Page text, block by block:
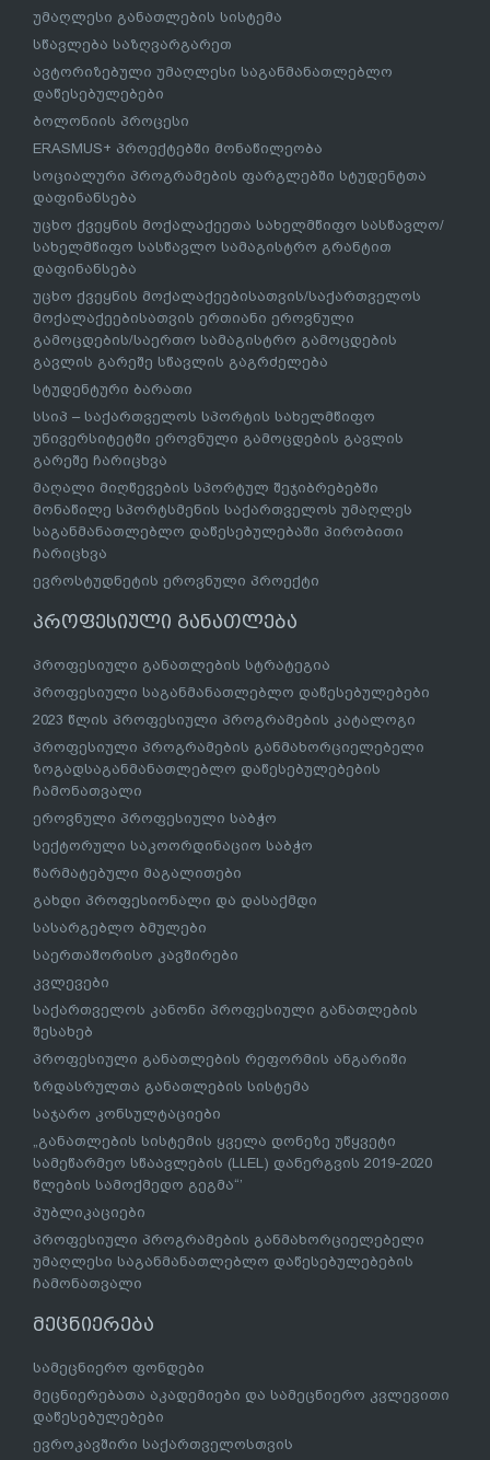
უმაღლესი განათლების სისტემა
სწავლება საზღვარგარეთ
ავტორიზებული უმაღლესი საგანმანათლებლო
დაწესებულებები
ბოლონიის პროცესი
ERASMUS+ პროექტებში მონაწილეობა
სოციალური პროგრამების ფარგლებში სტუდენტთა
დაფინანსება
უცხო ქვეყნის მოქალაქეეთა სახელმწიფო სასწავლო/
სახელმწიფო სასწავლო სამაგისტრო გრანტით
დაფინანსება
უცხო ქვეყნის მოქალაქეებისათვის/საქართველოს
მოქალაქეებისათვის ერთიანი ეროვნული
გამოცდების/საერთო სამაგისტრო გამოცდების
გავლის გარეშე სწავლის გაგრძელება
სტუდენტური ბარათი
სსიპ – საქართველოს სპორტის სახელმწიფო
უნივერსიტეტში ეროვნული გამოცდების გავლის
გარეშე ჩარიცხვა
მაღალი მიღწევების სპორტულ შეჯიბრებებში
მონაწილე სპორტსმენის საქართველოს უმაღლეს
საგანმანათლებლო დაწესებულებაში პირობითი
ჩარიცხვა
ევროსტუდნეტის ეროვნული პროექტი
პროფესიული განათლება
პროფესიული განათლების სტრატეგია
პროფესიული საგანმანათლებლო დაწესებულებები
2023 წლის პროფესიული პროგრამების კატალოგი
პროფესიული პროგრამების განმახორციელებელი
ზოგადსაგანმანათლებლო დაწესებულებების
ჩამონათვალი
ეროვნული პროფესიული საბჭო
სექტორული საკოორდინაციო საბჭო
წარმატებული მაგალითები
გახდი პროფესიონალი და დასაქმდი
სასარგებლო ბმულები
საერთაშორისო კავშირები
კვლევები
საქართველოს კანონი პროფესიული განათლების
შესახებ
პროფესიული განათლების რეფორმის ანგარიში
ზრდასრულთა განათლების სისტემა
საჯარო კონსულტაციები
„განათლების სისტემის ყველა დონეზე უწყვეტი
სამეწარმეო სწაავლების (LLEL) დანერგვის 2019-2020
წლების სამოქმედო გეგმა“’
პუბლიკაციები
პროფესიული პროგრამების განმახორციელებელი
უმაღლესი საგანმანათლებლო დაწესებულებების
ჩამონათვალი
მეცნიერება
სამეცნიერო ფონდები
მეცნიერებათა აკადემიები და სამეცნიერო კვლევითი
დაწესებულებები
ევროკავშირი საქართველოსთვის